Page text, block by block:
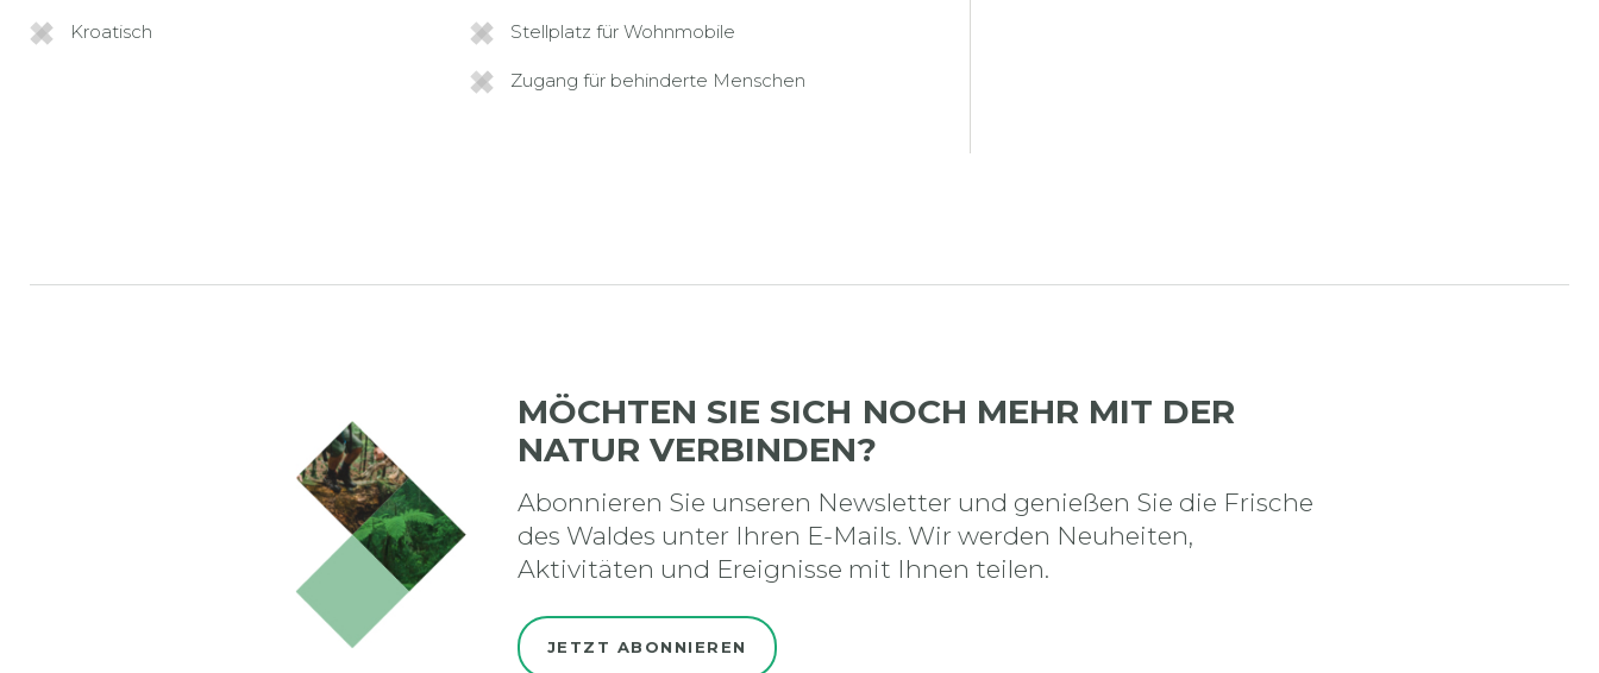
Kroatisch Stellplatz für Wohnmobile
Zugang für behinderte Menschen
MÖCHTEN SIE SICH NOCH MEHR MIT DER
NATUR VERBINDEN?
Abonnieren Sie unseren Newsletter und genießen Sie die Frische
des Waldes unter Ihren E-Mails. Wir werden Neuheiten,
Aktivitäten und Ereignisse mit Ihnen teilen.
JETZT ABONNIEREN